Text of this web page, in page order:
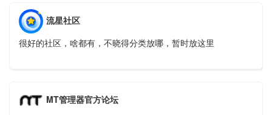
流星社区
很好的社区，啥都有，不晓得分类放哪，暂时放这里
MT管理器官方论坛